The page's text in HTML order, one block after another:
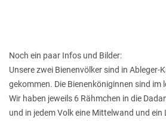
Noch ein paar Infos und Bilder:
Unsere zwei Bienenvölker sind in Ableger-
gekommen. Die Bienenköniginnen sind
Wir haben jeweils 6 Rähmchen in die
und in jedem Volk eine Mittelwand und ein